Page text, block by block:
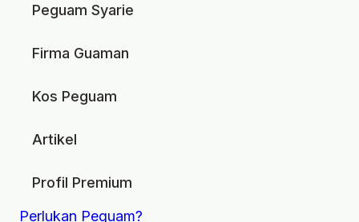
Peguam Syarie
Firma Guaman
Kos Peguam
Artikel
Profil Premium
Perlukan Peguam?